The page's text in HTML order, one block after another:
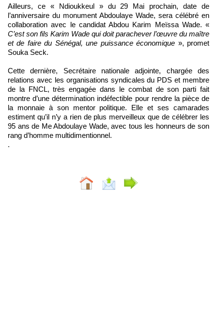
Ailleurs, ce « Ndioukkeul » du 29 Mai prochain, date de
l’anniversaire du monument Abdoulaye Wade, sera célébré en
collaboration avec le candidat Abdou Karim Meïssa Wade. «
C’est son fils Karim Wade qui doit parachever l’œuvre du maître
et de faire du Sénégal, une puissance économique », promet
Souka Seck.
Cette dernière, Secrétaire nationale adjointe, chargée des
relations avec les organisations syndicales du PDS et membre
de la FNCL, très engagée dans le combat de son parti fait
montre d’une détermination indéfectible pour rendre la pièce de
la monnaie à son mentor politique. Elle et ses camarades
estiment qu’il n’y a rien de plus merveilleux que de célébrer les
95 ans de Me Abdoulaye Wade, avec tous les honneurs de son
rang d’homme multidimentionnel.
.